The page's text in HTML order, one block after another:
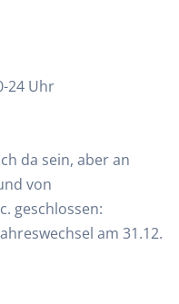
24 Uhr
da sein, aber an
von
geschlossen:
am 31.12.